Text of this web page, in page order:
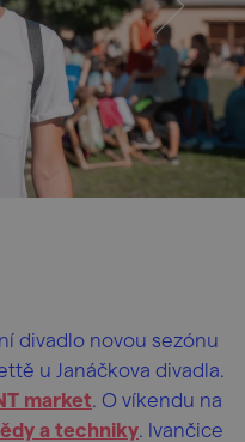
divadlo novou sezónu
u Janáčkova divadla.
market. O víkendu na
a techniky. Ivančice